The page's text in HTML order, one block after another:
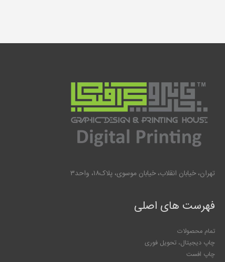
تهران، خیابان انقلاب، خیابان موسوی، پلاک۱۸، واحد۳
فهرست های اصلی
تمام محصولات
چاپ دیجیتال، تحویل فوری
چاپ افست